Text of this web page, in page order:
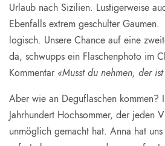
Urlaub nach Sizilien. Lustigerweise
Ebenfalls extrem geschulter
logisch. Unsere Chance auf eine
da, schwupps ein Flaschenphoto im
Kommentar«Musst du nehmen, der
Aber wie an Deguflaschen kommen?
Jahrhundert Hochsommer, der jeden
unmöglich gemacht hat. Anna hat